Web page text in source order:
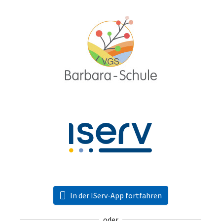
In der IServ-App fortfahren